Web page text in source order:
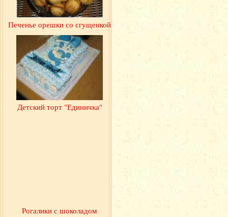
Печенье орешки со сгущенкой
Детский торт "Единичка"
Рогалики с шоколадом